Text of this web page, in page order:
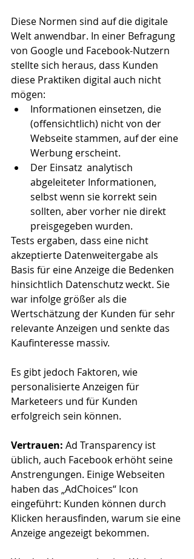
Diese Normen sind auf die digitale
Welt anwendbar. In einer Befragung
von Google und Facebook-Nutzern
stellte sich heraus, dass Kunden
diese Praktiken digital auch nicht
mögen:
Informationen einsetzen, die
(offensichtlich) nicht von der
Webseite stammen, auf der eine
Werbung erscheint.
Der Einsatz  analytisch
abgeleiteter Informationen,
selbst wenn sie korrekt sein
sollten, aber vorher nie direkt
preisgegeben wurden.
Tests ergaben, dass eine nicht
akzeptierte Datenweitergabe als
Basis für eine Anzeige die Bedenken
hinsichtlich Datenschutz weckt. Sie
war infolge größer als die
Wertschätzung der Kunden für sehr
relevante Anzeigen und senkte das
Kaufinteresse massiv.
Es gibt jedoch Faktoren, wie
personalisierte Anzeigen für
Marketeers und für Kunden
erfolgreich sein können.
Vertrauen: Ad Transparency ist
üblich, auch Facebook erhöht seine
Anstrengungen. Einige Webseiten
haben das „AdChoices“ Icon
eingeführt: Kunden können durch
Klicken herausfinden, warum sie eine
Anzeige angezeigt bekommen.